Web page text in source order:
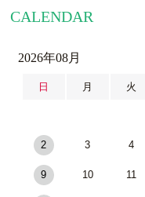
CALENDAR
2026年08月
日 月 火
2 3 4
9 10 11